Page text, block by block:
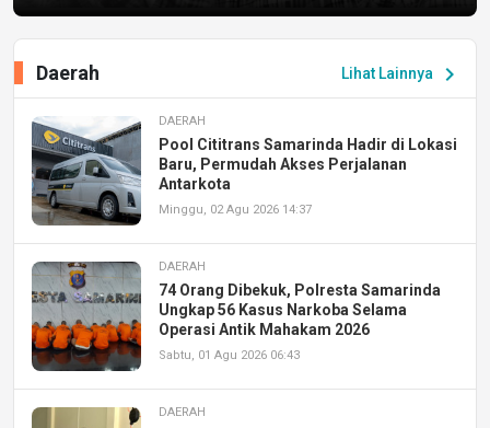
Lihat Lainnya chevron_right
Daerah
DAERAH
Pool Cititrans Samarinda Hadir di Lokasi
Baru, Permudah Akses Perjalanan
Antarkota
Minggu, 02 Agu 2026 14:37
DAERAH
74 Orang Dibekuk, Polresta Samarinda
Ungkap 56 Kasus Narkoba Selama
Operasi Antik Mahakam 2026
Sabtu, 01 Agu 2026 06:43
DAERAH